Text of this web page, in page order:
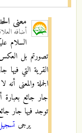
معنى
أضافه
السلام
تصورتم بل
القرية التي فيها
الجملة والمعنى
جار جائع بعبارة
توجد فيها جار
يرجى